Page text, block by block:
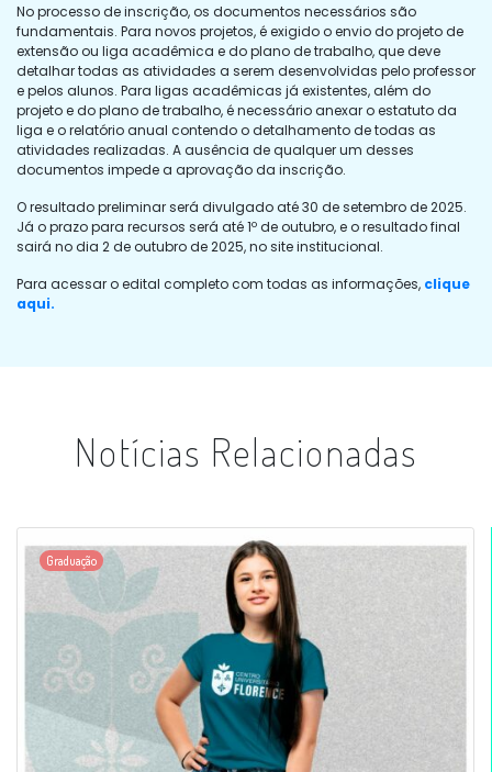
No processo de inscrição, os documentos necessários são
fundamentais. Para novos projetos, é exigido o envio do projeto de
extensão ou liga acadêmica e do plano de trabalho, que deve
detalhar todas as atividades a serem desenvolvidas pelo professor
e pelos alunos. Para ligas acadêmicas já existentes, além do
projeto e do plano de trabalho, é necessário anexar o estatuto da
liga e o relatório anual contendo o detalhamento de todas as
atividades realizadas. A ausência de qualquer um desses
documentos impede a aprovação da inscrição.
O resultado preliminar será divulgado até 30 de setembro de 2025.
Já o prazo para recursos será até 1º de outubro, e o resultado final
sairá no dia 2 de outubro de 2025, no site institucional.
Para acessar o edital completo com todas as informações, clique
aqui.
Notícias Relacionadas
Graduação